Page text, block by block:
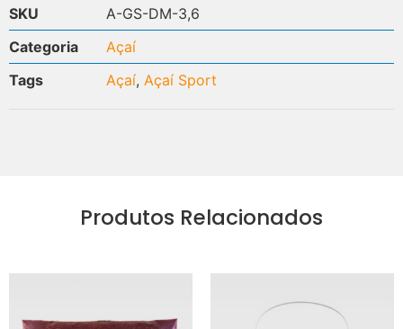
SKU
A-GS-DM-3,6
Categoria
Açaí
Tags
Açaí, Açaí Sport
Produtos Relacionados